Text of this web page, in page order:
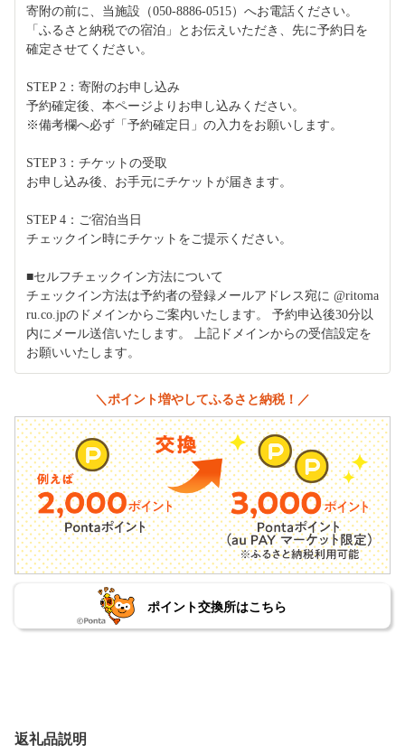
寄附の前に、当施設（050-8886-0515）へお電話ください。
「ふるさと納税での宿泊」とお伝えいただき、先に予約日を
確定させてください。
STEP 2：寄附のお申し込み
予約確定後、本ページよりお申し込みください。
※備考欄へ必ず「予約確定日」の入力をお願いします。
STEP 3：チケットの受取
お申し込み後、お手元にチケットが届きます。
STEP 4：ご宿泊当日
チェックイン時にチケットをご提示ください。
■セルフチェックイン方法について
チェックイン方法は予約者の登録メールアドレス宛に @ritoma
ru.co.jpのドメインからご案内いたします。 予約申込後30分以
内にメール送信いたします。 上記ドメインからの受信設定を
お願いいたします。
＼ポイント増やしてふるさと納税！／
ポイント交換所はこちら
返礼品説明